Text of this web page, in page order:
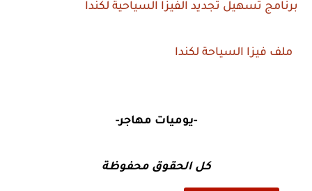
برنامج تسهيل تجديد الفيزا السياحية لكندا
ملف فيزا السياحة لكندا
-يوميات مهاجر-
كل الحقوق محفوظة